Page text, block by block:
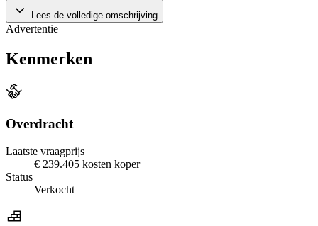
Lees de volledige omschrijving
Advertentie
Kenmerken
Overdracht
Laatste vraagprijs
€ 239.405 kosten koper
Status
Verkocht